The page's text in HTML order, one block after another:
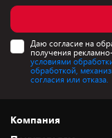
Даю согласие на
получения
условиями
обработкой,
согласия или отказа.
Компания